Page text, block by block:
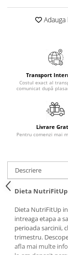
Manuale - Carte
Clasa a II-a
Clasa a VI-a
Clasa a VII-a
Limbi Straine
Povesti ilustrate
Povesti - Basme -
Realitatea
TP ROLL
Adauga
Transport
Costul exact al
comunicat după
Livrare
Pentru comenzi mai
Descriere
Dieta
Dieta NutriFitUp
intreaga etapa a
perioada sarcinii,
trimestru.
afla mai multe